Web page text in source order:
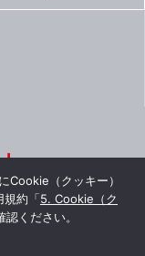
Cookie（クッキー）
規約「5. Cookie（ク
認ください。